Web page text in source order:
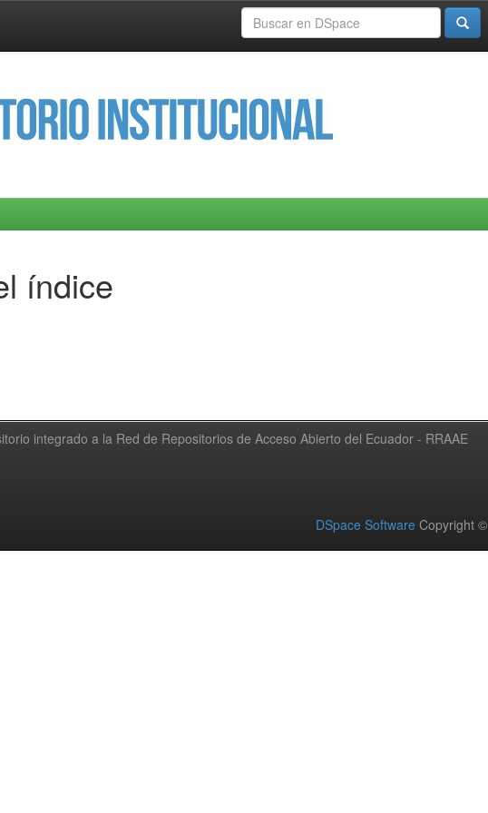
índice
integrado a la Red de Repositorios de Acceso Abierto del Ecuador - RRAAE
DSpace Software Copyright